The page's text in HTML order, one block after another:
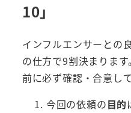
10」
インフルエンサーとの
の仕方で9割決まりま
前に必ず確認・合意し
今回の依頼の目的